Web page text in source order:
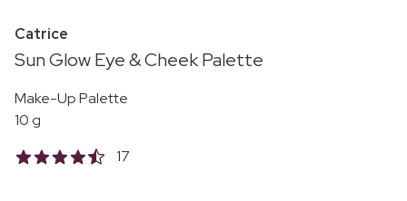
Catrice
Sun Glow Eye & Cheek Palette
Make-Up Palette
10 g
17